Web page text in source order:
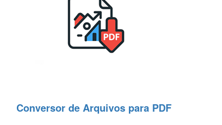
Conversor de Arquivos para PDF